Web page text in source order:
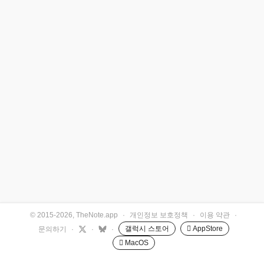
© 2015-2026, TheNote.app · 개인정보 보호정책 · 이용 약관
·
문의하기
· · · 갤럭시 스토어
 AppStore
 MacOS